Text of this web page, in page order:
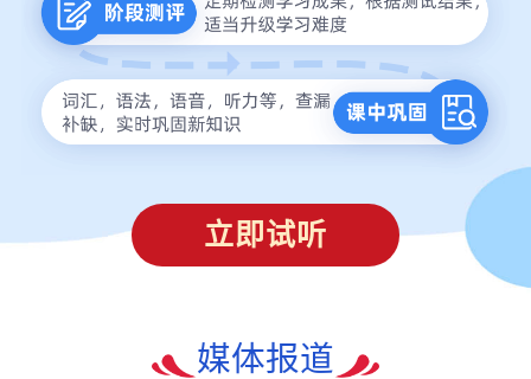
立即试听
媒体报道